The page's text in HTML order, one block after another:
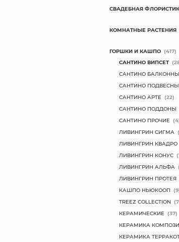
СВАДЕБНАЯ
КОМНАТНЫЕ РАСТЕНИЯ
ГОРШКИ И КАШПО (417)
САНТИНО ВИПСЕТ
САНТИНО
САНТИНО
САНТИНО АРТЕ (22)
САНТИНО ПОДДОНЫ
САНТИНО ПРОЧИЕ
ЛИВИНГРИН СИГМА
ЛИВИНГРИН КВАДРО
ЛИВИНГРИН КОНУС
ЛИВИНГРИН АЛЬФА
ЛИВИНГРИН ПРОТЕЯ
КАШПО НЬЮКООП
TREEZ COLLECTION
КЕРАМИЧЕСКИЕ (37)
КЕРАМИКА
КЕРАМИКА